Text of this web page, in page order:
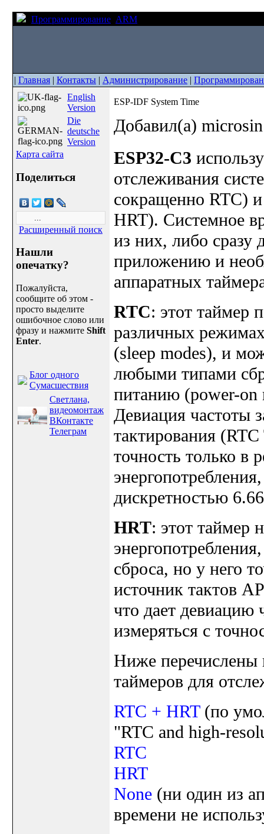
Программирование ARM
| Главная | Контакты | Администрирование |
English
Version
Die
deutsche
Version
Карта сайта
Поделиться
Расширенный поиск
Нашли
опечатку?
Пожалуйста,
сообщите об этом -
просто выделите
ошибочное слово или
фразу и нажмите Shift
Enter.
Блог одного
Сумасшествия
Светлана,
видеомонтаж
ВКонтакте
Телеграм
ESP-IDF System Time
Добавил(а)
ESP32-C3
отслеживания
сокращенно RTC)
HRT). Системное
из них, либо сразу
приложению и
аппаратных
RTC: этот таймер
различных
(sleep modes), и
любыми типами
питанию (power-on
Девиация частоты
тактирования
точность только в
дискретностью
HRT: этот таймер
сброса, но у него
источник тактов
что дает девиацию
измеряться с
Ниже перечислены
таймеров для
RTC + HRT(по
"RTC and high-
RTC
HRT
None (ни один из
времени не